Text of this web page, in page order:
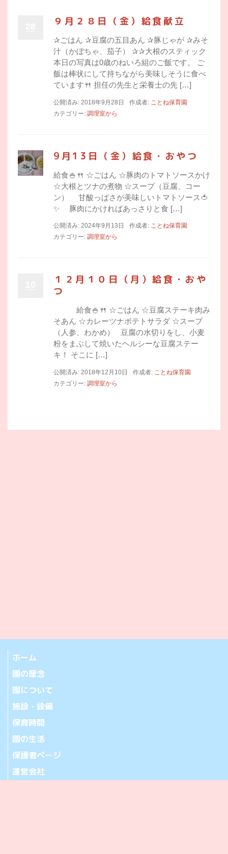
９月２８日（金）給食献立
✰ごはん ✰豆腐の五目あん ✰豚じゃが ✰みそ
汁（かぼちゃ、茄子） ✰✰大根のスティック
本日の写真は0歳のねいろ組のご飯です。 ご
飯は棒状にして持ちながら美味しそうに食べ
ています🍴 担任の先生と栄養士の先 […]
公開済み: 2018年9月28日 作成者: ことね保育園
カテゴリー: 調理室から
9月13日（金）給食・おやつ
給食🍚🍴 ☆ごはん ☆豚肉のトマトソースかけ
☆大根とツナの煮物 ☆スープ（豆腐、コー
ン） 甘酸っぱさが美味しいトマトソース🍅
✨ 豚肉にかければあっさりと食 […]
公開済み: 2024年9月13日 作成者: ことね保育園
カテゴリー: 調理室から
１２月１０日（月）給食・おや
つ
給食🍚🍴 ☆ごはん ☆豆腐ステーキ肉み
そあん ☆カレーツナポテトサラダ ☆スープ
（人参、わかめ） 豆腐の水切りをし、小麦
粉をまぶして焼いたヘルシーな豆腐ステー
キ！ そこに […]
公開済み: 2018年12月10日 作成者: ことね保育園
カテゴリー: 調理室から
ホーム
園の理念
園について
施設・設備
保育時間
園の生活
保護者ページ
運営会社